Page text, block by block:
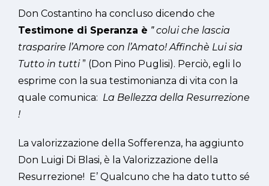
Don Costantino ha concluso dicendo che
Testimone di Speranza è ‟colui che lascia
trasparire l’Amore con l’Amato! Affinchè Lui sia
Tutto in tutti” (Don Pino Puglisi). Perciò, egli lo
esprime con la sua testimonianza di vita con la
quale comunica: La Bellezza della Resurrezione
!
La valorizzazione della Sofferenza, ha aggiunto
Don Luigi Di Blasi, è la Valorizzazione della
Resurrezione! E’ Qualcuno che ha dato tutto sé